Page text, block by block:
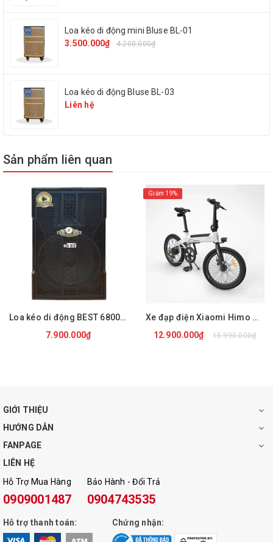
Thông tin sản phẩm :
Model : QS-1123
dây kết nối loa và điện thoại (hoặc laptop)
Công suất : 50W
Equalizer chỉnh tay : Không
Ngõ cắm nhạc cụ : Không
Ngõ cắm micro : Có (6.5mm)
Bluetooth : Có
Cổng USB : Có
Khe cắm thẻ nhớ : Có
Kích thước : 22 x 12 x 22 ( không có tay cầm ) cm và 30 cm (
có tay cầm )
Nguồn điện : DC 5 V
Màu sắc : Đen, Đỏ, Xanh
Loa kéo di động mini Bluse BL-01
3.500.000₫
4.200.000₫
Loa kéo di động Bluse BL-03
Liên hệ
Sản phẩm liên quan
Loa kéo di động BEST 6800 PRO
7.900.000₫
Giảm 19%
Xe đạp điện Xiaomi Himo C20
12.900.000₫
15.990.000₫
GIỚI THIỆU
HƯỚNG DẪN
FANPAGE
LIÊN HỆ
Hỗ Trợ Mua Hàng
0909001487
Bảo Hành - Đổi Trả
0904743535
Hỗ trợ thanh toán: Chứng nhận: